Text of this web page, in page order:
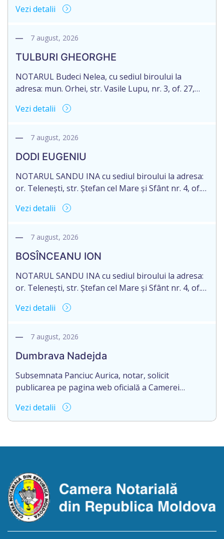
notific Moștenitorii/ persoană care are un interes
notariale în urma decesului cet. DOGANIC ILIA,
2007040006216. Eliberarea certificatului de
moștenitor este planificată în prealabil pentru […]
Vezi detalii
7 august, 2026
TULBURI GHEORGHE
NOTARUL Budeci Nelea, cu sediul biroului la
adresa: mun. Orhei, str. Vasile Lupu, nr. 3, of. 27,
în urma decesului cet. TULBURI GHEORGHE,
decedat/ă la 16 mai 2026. Eliberarea certificatului de
de 16.05.2027 termenul de opțiune pentru
acceptarea […]
Vezi detalii
7 august, 2026
DODI EUGENIU
NOTARUL SANDU INA cu sediul biroului la adresa:
or. Telenești, str. Ștefan cel Mare și Sfânt nr. 4, of.
succesorale în urma decesului cet. DODI EUGENIU,
2003035009604, decedat/ă la data de 12.01.2026
/doisprezece ianuarie anul două mii douăzeci și
șase/. Eliberarea certificatului de moștenitor este
[…]
Vezi detalii
7 august, 2026
BOSÎNCEANU ION
NOTARUL SANDU INA cu sediul biroului la adresa:
or. Telenești, str. Ștefan cel Mare și Sfânt nr. 4, of.
succesorale în urma decesului cet. BOSÎNCEANU
0991201351317, decedat/ă la data de 15.05.2021
Eliberarea certificatului de moștenitor este […]
Vezi detalii
7 august, 2026
Dumbrava Nadejda
Subsemnata Panciuc Aurica, notar, solicit
publicarea pe pagina web oficială a Camerei
deschiderea procedurii succesorale cu următorul
conținut: Informație privind deschiderea procedurii
biroului la adresa: R.Moldova, or.Sîngerei,
procedurii succesorale în urma decesului
cet.Dumbrava Nadejda, cetățeană moldoveană, a.n.
20 aprilie […]
Vezi detalii